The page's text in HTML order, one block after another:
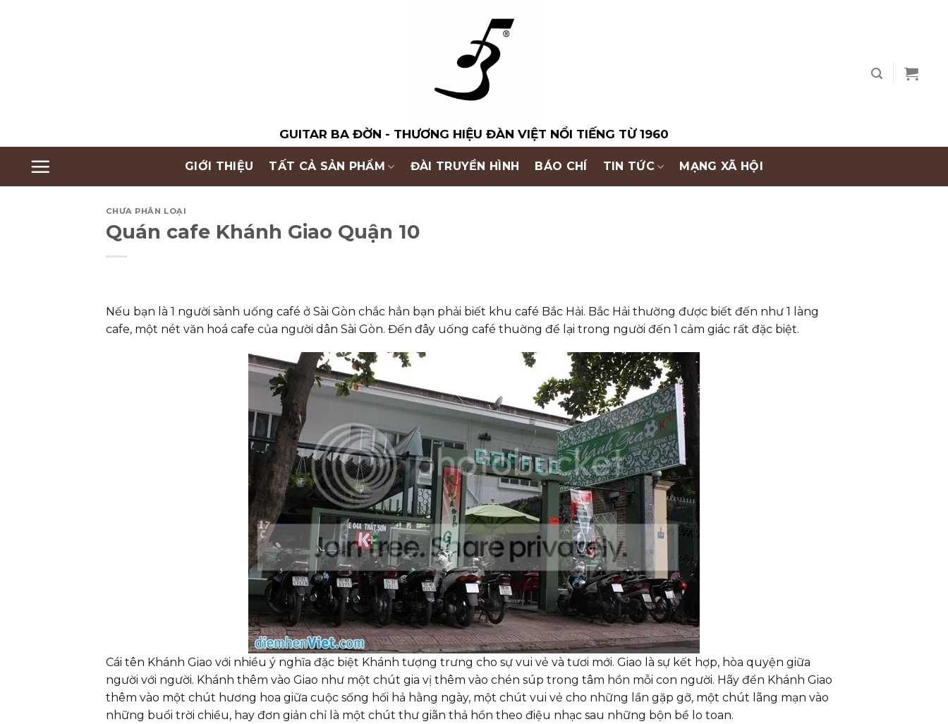
GUITAR BA ĐỜN - THƯƠNG HIỆU ĐÀN VIỆT NỔI TIẾNG TỪ 1960
GIỚI THIỆU TẤT CẢ SẢN PHẨM ĐÀI TRUYỀN HÌNH BÁO CHÍ TIN TỨC MẠNG XÃ HỘI
CHƯA PHÂN LOẠI
Quán cafe Khánh Giao Quận 10
Nếu bạn là 1 người sành uống café ở Sài Gòn chắc hẳn bạn phải biết khu café Bắc Hải. Bắc Hải thường được biết đến như 1 làng
cafe, một nét văn hoá cafe của người dân Sài Gòn. Đến đây uống café thuờng để lại trong người đến 1 cảm giác rất đặc biệt.
Cái tên Khánh Giao với nhiều ý nghĩa đặc biệt Khánh tượng trưng cho sự vui vẻ và tươi mới. Giao là sự kết hợp, hòa quyện giữa
người với người. Khánh thêm vào Giao như một chút gia vị thêm vào chén súp trong tâm hồn mỗi con người. Hãy đển Khánh Giao
thêm vào một chút hương hoa giữa cuộc sống hối hả hằng ngày, một chút vui vẻ cho những lần gặp gỡ, một chút lãng mạn vào
những buổi trời chiều, hay đơn giản chỉ là một chút thư giãn thả hồn theo điệu nhạc sau những bộn bề lo toan.